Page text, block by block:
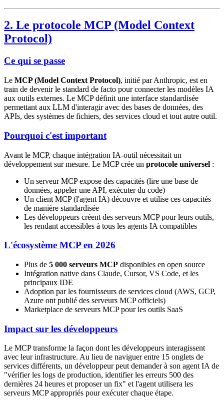
2. Le protocole MCP (Model Context
Protocol)
Ce qui se passe
Le MCP (Model Context Protocol), initié par Anthropic, est en
train de devenir le standard de facto pour connecter les modèles IA
aux outils externes. Le MCP définit une interface standardisée
permettant aux LLM d'interagir avec des bases de données, des
APIs, des systèmes de fichiers, des services cloud et tout autre outil.
Pourquoi c'est important
Avant le MCP, chaque intégration IA-outil nécessitait un
développement sur mesure. Le MCP crée un protocole universel :
Un serveur MCP expose des capacités (lire une base de
données, appeler une API, exécuter du code)
Un client MCP (l'agent IA) découvre et utilise ces capacités
de manière standardisée
Les développeurs créent des serveurs MCP pour leurs outils,
les rendant accessibles à tous les agents IA compatibles
L'écosystème MCP en 2026
Plus de 5 000 serveurs MCP disponibles en open source
Intégration native dans Claude, Cursor, VS Code, et les
principaux IDE
Adoption par les fournisseurs de services cloud (AWS, GCP,
Azure ont publié des serveurs MCP officiels)
Marketplace de serveurs MCP pour les outils SaaS
Impact sur les développeurs
Le MCP transforme la façon dont les développeurs interagissent
avec leur infrastructure. Au lieu de naviguer entre 15 onglets de
services différents, un développeur peut demander à son agent IA de
"vérifier les logs de production, identifier les erreurs 500 des
dernières 24 heures et proposer un fix" et l'agent utilisera les
serveurs MCP appropriés pour exécuter chaque étape.